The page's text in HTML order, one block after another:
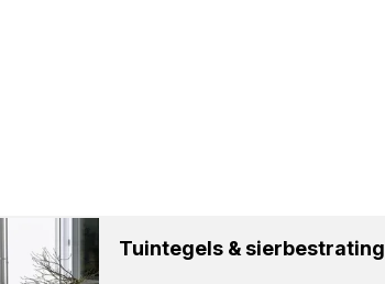
Tuin­te­gels &sier­be­stra­ting